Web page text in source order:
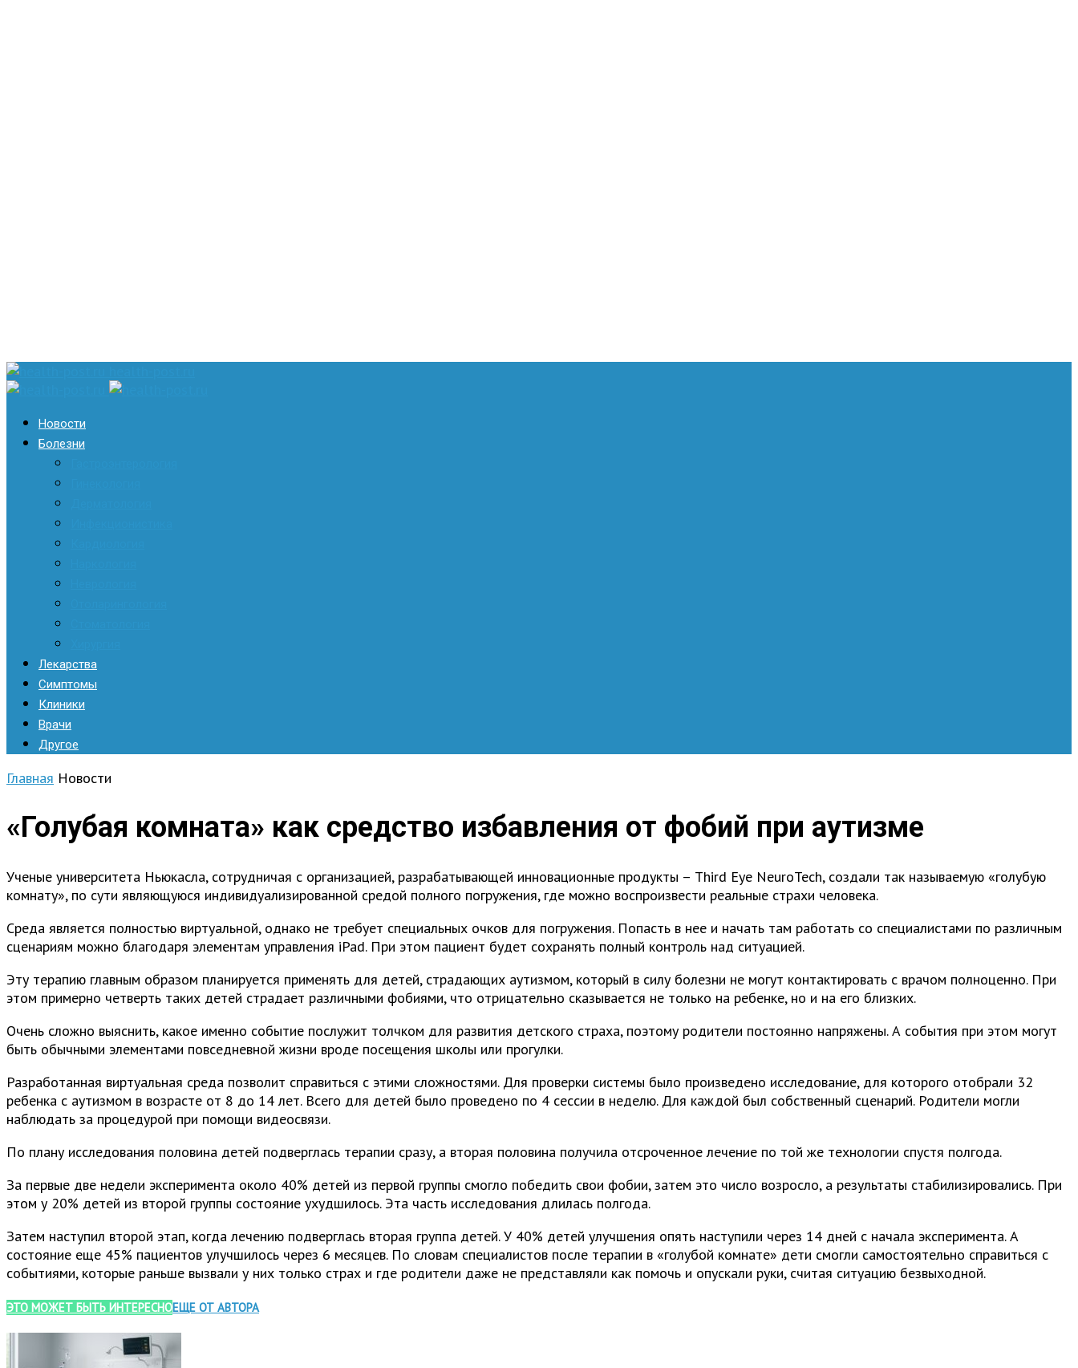
Новости
Болезни
Лекарства
Симптомы
Клиники
Врачи
Другое
Главная Новости
«Голубая комната» как средство избавления от фобий при аутизме
Ученые университета Ньюкасла, сотрудничая с организацией, разрабатывающей инновационные продукты – Third Eye NeuroTech, создали так называемую «голубую
комнату», по сути являющуюся индивидуализированной средой полного погружения, где можно воспроизвести реальные страхи человека.
Среда является полностью виртуальной, однако не требует специальных очков для погружения. Попасть в нее и начать там работать со специалистами по различным
сценариям можно благодаря элементам управления iPad. При этом пациент будет сохранять полный контроль над ситуацией.
Эту терапию главным образом планируется применять для детей, страдающих аутизмом, который в силу болезни не могут контактировать с врачом полноценно. При
этом примерно четверть таких детей страдает различными фобиями, что отрицательно сказывается не только на ребенке, но и на его близких.
Очень сложно выяснить, какое именно событие послужит толчком для развития детского страха, поэтому родители постоянно напряжены. А события при этом могут
быть обычными элементами повседневной жизни вроде посещения школы или прогулки.
Разработанная виртуальная среда позволит справиться с этими сложностями. Для проверки системы было произведено исследование, для которого отобрали 32
ребенка с аутизмом в возрасте от 8 до 14 лет. Всего для детей было проведено по 4 сессии в неделю. Для каждой был собственный сценарий. Родители могли
наблюдать за процедурой при помощи видеосвязи.
По плану исследования половина детей подверглась терапии сразу, а вторая половина получила отсроченное лечение по той же технологии спустя полгода.
За первые две недели эксперимента около 40% детей из первой группы смогло победить свои фобии, затем это число возросло, а результаты стабилизировались. При
этом у 20% детей из второй группы состояние ухудшилось. Эта часть исследования длилась полгода.
Затем наступил второй этап, когда лечению подверглась вторая группа детей. У 40% детей улучшения опять наступили через 14 дней с начала эксперимента. А
состояние еще 45% пациентов улучшилось через 6 месяцев. По словам специалистов после терапии в «голубой комнате» дети смогли самостоятельно справиться с
событиями, которые раньше вызвали у них только страх и где родители даже не представляли как помочь и опускали руки, считая ситуацию безвыходной.
ЭТО МОЖЕТ БЫТЬ ИНТЕРЕСНОЕЩЕ ОТ АВТОРА